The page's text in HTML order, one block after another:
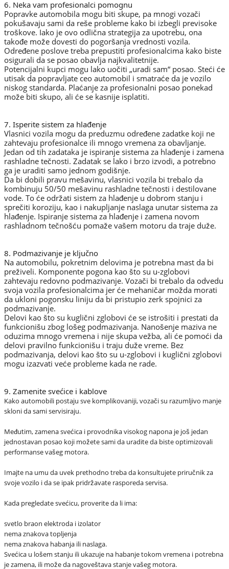
6. Neka vam profesionalci pomognu
Popravke automobila mogu biti skupe, pa mnogi vozači
pokušavaju sami da reše probleme kako bi izbegli previsoke
troškove. Iako je ovo odlična strategija za upotrebu, ona
takođe može dovesti do pogoršanja vrednosti vozila.
Određene poslove treba prepustiti profesionalcima kako biste
osigurali da se posao obavlja najkvalitetnije.
Potencijalni kupci mogu lako uočiti „uradi sam“ posao. Steći će
utisak da popravljate ceo automobil i smatraće da je vozilo
niskog standarda. Plaćanje za profesionalni posao ponekad
može biti skupo, ali će se kasnije isplatiti.
7. Isperite sistem za hlađenje
Vlasnici vozila mogu da preduzmu određene zadatke koji ne
zahtevaju profesionalce ili mnogo vremena za obavljanje.
Jedan od tih zadataka je ispiranje sistema za hlađenje i zamena
rashladne tečnosti. Zadatak se lako i brzo izvodi, a potrebno
ga je uraditi samo jednom godišnje.
Da bi dobili pravu mešavinu, vlasnici vozila bi trebalo da
kombinuju 50/50 mešavinu rashladne tečnosti i destilovane
vode. To će održati sistem za hlađenje u dobrom stanju i
sprečiti koroziju, kao i nakupljanje naslaga unutar sistema za
hlađenje. Ispiranje sistema za hlađenje i zamena novom
rashladnom tečnošću pomaže vašem motoru da traje duže.
8. Podmazivanje je ključno
Na automobilu, pokretnim delovima je potrebna mast da bi
preživeli. Komponente pogona kao što su u-zglobovi
zahtevaju redovno podmazivanje. Vozači bi trebalo da odvedu
svoja vozila profesionalcima jer će mehaničar možda morati
da ukloni pogonsku liniju da bi pristupio zerk spojnici za
podmazivanje.
Delovi kao što su kuglični zglobovi će se istrošiti i prestati da
funkcionišu zbog lošeg podmazivanja. Nanošenje maziva ne
oduzima mnogo vremena i nije skupa vežba, ali će pomoći da
delovi pravilno funkcionišu i traju duže vreme. Bez
podmazivanja, delovi kao što su u-zglobovi i kuglični zglobovi
mogu izazvati veće probleme kada ne rade.
9. Zamenite svećice i kablove
Kako automobili postaju sve komplikovaniji, vozači su razumljivo manje
skloni da sami servisiraju.
Međutim, zamena svećica i provodnika visokog napona je još jedan
jednostavan posao koji možete sami da uradite da biste optimizovali
performanse vašeg motora.
Imajte na umu da uvek prethodno treba da konsultujete priručnik za
svoje vozilo i da se ipak pridržavate rasporeda servisa.
Kada pregledate svećicu, proverite da li ima:
svetlo braon elektroda i izolator
nema znakova topljenja
nema znakova habanja ili naslaga.
Svećica u lošem stanju ili ukazuje na habanje tokom vremena i potrebna
je zamena, ili može da nagoveštava stanje vašeg motora.